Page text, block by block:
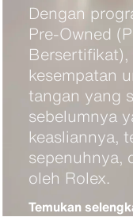
Dengan
Pre-Owned
Bersertifikat),
kesempatan
tangan yang
sebelumnya
keasliannya,
sepenuhnya,
oleh Rolex.
Temukan